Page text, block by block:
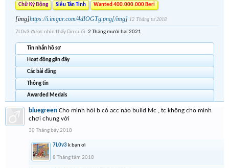
Chữ Ký Động Siêu Tân Tinh Wanted 400.000.000 Beri
[img]https://i.imgur.com/4dIOGTg.png[/img] 12 Tháng tư 2018
7L0v3 được nhìn thấy lần cuối: 2 Tháng mười hai 2021
Tin nhắn hồ sơ
Hoạt động gần đây
Các bài đăng
Thông tin
Awarded Medals
bluegreen Cho mình hỏi b có acc nào build Mc , tc không cho mình
chơi chung với
30 Tháng bảy 2018
7L0v3 k bạn ơi
8 Tháng tám 2018